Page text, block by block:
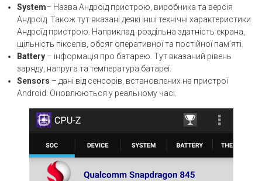
System– Назва Андроїд пристрою, виробника та версія
Андроїд. Також тут вказані деякі інші технічні характеристики
Андроїд пристрою. Наприклад, роздільна здатність екрана,
щільність пікселів, обсяг оперативної та постійної пам’яті.
Battery– інформація про батарею. Тут вказаний рівень
заряду, напруга та температура батареї.
Sensors – дані від сенсорів, встановлених на пристрої
Android. Оновлюються у реальному часі.